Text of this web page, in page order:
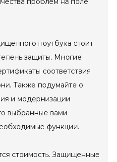
ноутбука стоит
защиты. Многие
соответствия
Также подумайте о
и модернизации
выбранные вами
функции.
стоимость. Защищенные